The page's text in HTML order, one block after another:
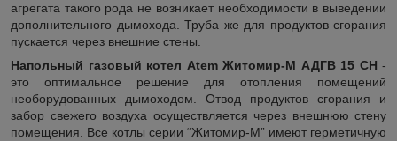
агрегата такого рода не возникает необходимости в выведении
дополнительного дымохода. Труба же для продуктов сгорания
пускается через внешние стены.
Напольный газовый котел Atem Житомир-М АДГВ 15 СН -
это оптимальное решение для отопления помещений
необорудованных дымоходом. Отвод продуктов сгорания и
забор свежего воздуха осуществляется через внешнюю стену
помещения. Все котлы серии “Житомир-М” имеют герметичную